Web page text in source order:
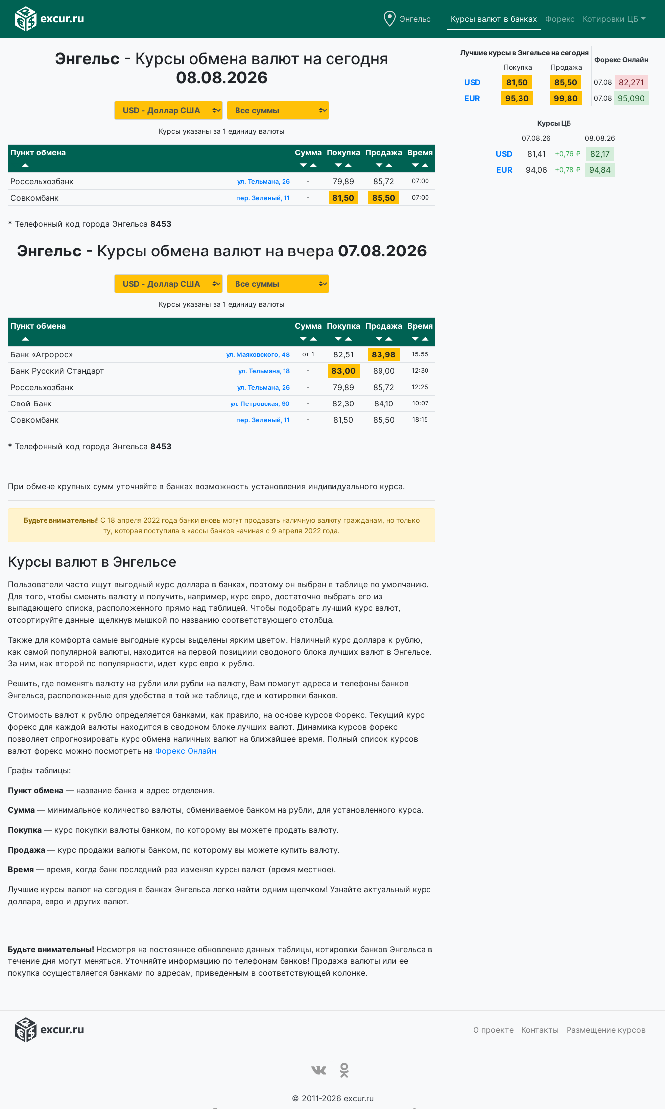
Энгельс Курсы валют в банках Форекс Котировки ЦБ
Энгельс - Курсы обмена валют на сегодня
08.08.2026
Курсы указаны за 1 единицу валюты
Пункт обмена Сумма Покупка Продажа Время
Россельхозбанк ул. Тельмана, 26 - 79,89 85,72 07:00
Совкомбанк пер. Зеленый, 11 - 81,50 85,50 07:00
* Телефонный код города Энгельса 8453
Энгельс - Курсы обмена валют на вчера 07.08.2026
Курсы указаны за 1 единицу валюты
Пункт обмена Сумма Покупка Продажа Время
Банк «Агророс» ул. Маяковского, 48 от 1 82,51 83,98 15:55
Банк Русский Стандарт ул. Тельмана, 18 - 83,00 89,00 12:30
Россельхозбанк ул. Тельмана, 26 - 79,89 85,72 12:25
Свой Банк ул. Петровская, 90 - 82,30 84,10 10:07
Совкомбанк пер. Зеленый, 11 - 81,50 85,50 18:15
* Телефонный код города Энгельса 8453
При обмене крупных сумм уточняйте в банках возможность установления индивидуального курса.
Будьте внимательны! С 18 апреля 2022 года банки вновь могут продавать наличную валюту гражданам, но только
ту, которая поступила в кассы банков начиная с 9 апреля 2022 года.
Курсы валют в Энгельсе
Пользователи часто ищут выгодный курс доллара в банках, поэтому он выбран в таблице по умолчанию.
Для того, чтобы сменить валюту и получить, например, курс евро, достаточно выбрать его из
выпадающего списка, расположенного прямо над таблицей. Чтобы подобрать лучший курс валют,
отсортируйте данные, щелкнув мышкой по названию соответствующего столбца.
Также для комфорта самые выгодные курсы выделены ярким цветом. Наличный курс доллара к рублю,
как самой популярной валюты, находится на первой позициии сводоного блока лучших валют в Энгельсе.
За ним, как второй по популярности, идет курс евро к рублю.
Решить, где поменять валюту на рубли или рубли на валюту, Вам помогут адреса и телефоны банков
Энгельса, расположенные для удобства в той же таблице, где и котировки банков.
Стоимость валют к рублю определяется банками, как правило, на основе курсов Форекс. Текущий курс
форекс для каждой валюты находится в сводоном блоке лучших валют. Динамика курсов форекс
позволяет спрогнозировать курс обмена наличных валют на ближайшее время. Полный список курсов
валют форекс можно посмотреть на Форекс Онлайн
Графы таблицы:
Пункт обмена — название банка и адрес отделения.
Сумма — минимальное количество валюты, обмениваемое банком на рубли, для установленного курса.
Покупка — курс покупки валюты банком, по которому вы можете продать валюту.
Продажа — курс продажи валюты банком, по которому вы можете купить валюту.
Время — время, когда банк последний раз изменял курсы валют (время местное).
Лучшие курсы валют на сегодня в банках Энгельса легко найти одним щелчком! Узнайте актуальный курс
доллара, евро и других валют.
Будьте внимательны! Несмотря на постоянное обновление данных таблицы, котировки банков Энгельса в
течение дня могут меняться. Уточняйте информацию по телефонам банков! Продажа валюты или ее
покупка осуществляется банками по адресам, приведенным в соответствующей колонке.
Лучшие курсы в Энгельсе на сегодня
Форекс Онлайн
Покупка
Продажа
USD 81,50 85,50 07.08
82,271
EUR
95,30 99,80 07.08 95,090
Курсы ЦБ
07.08.26
08.08.26
USD 81,41 +0,76 ₽
82,17
EUR
94,06 +0,78 ₽ 94,84
О проекте Контакты Размещение курсов
© 2011-2026 excur.ru